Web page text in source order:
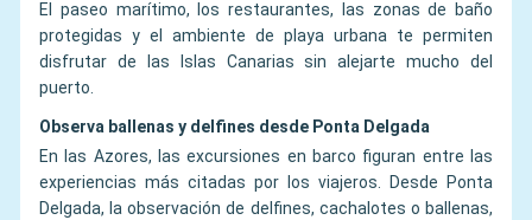
El paseo marítimo, los restaurantes, las zonas de baño
protegidas y el ambiente de playa urbana te permiten
disfrutar de las Islas Canarias sin alejarte mucho del
puerto.
Observa ballenas y delfines desde Ponta Delgada
En las Azores, las excursiones en barco figuran entre las
experiencias más citadas por los viajeros. Desde Ponta
Delgada, la observación de delfines, cachalotes o ballenas,